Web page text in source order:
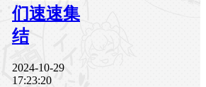
们速速集
结
2024-10-29
17:23:20